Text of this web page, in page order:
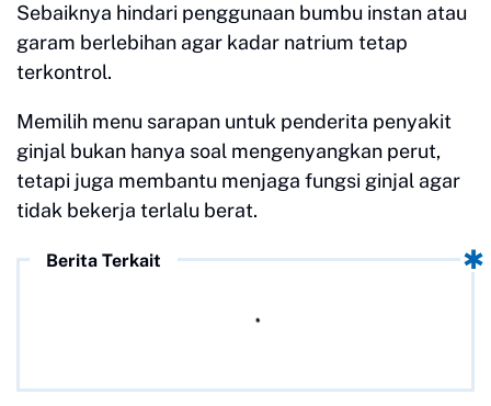
Sebaiknya hindari penggunaan bumbu instan atau
garam berlebihan agar kadar natrium tetap
terkontrol.
Memilih menu sarapan untuk penderita penyakit
ginjal bukan hanya soal mengenyangkan perut,
tetapi juga membantu menjaga fungsi ginjal agar
tidak bekerja terlalu berat.
Berita Terkait